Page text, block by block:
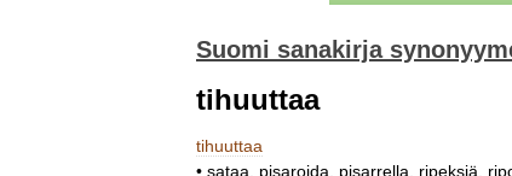
Suomi sanakirja
tihuuttaa
tihuuttaa
• sataa pisaroida pisarrella ripeksiä